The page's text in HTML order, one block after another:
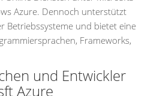
Azure. Dennoch unterstützt
Betriebssysteme und bietet eine
Frameworks,
und Entwickler
Azure